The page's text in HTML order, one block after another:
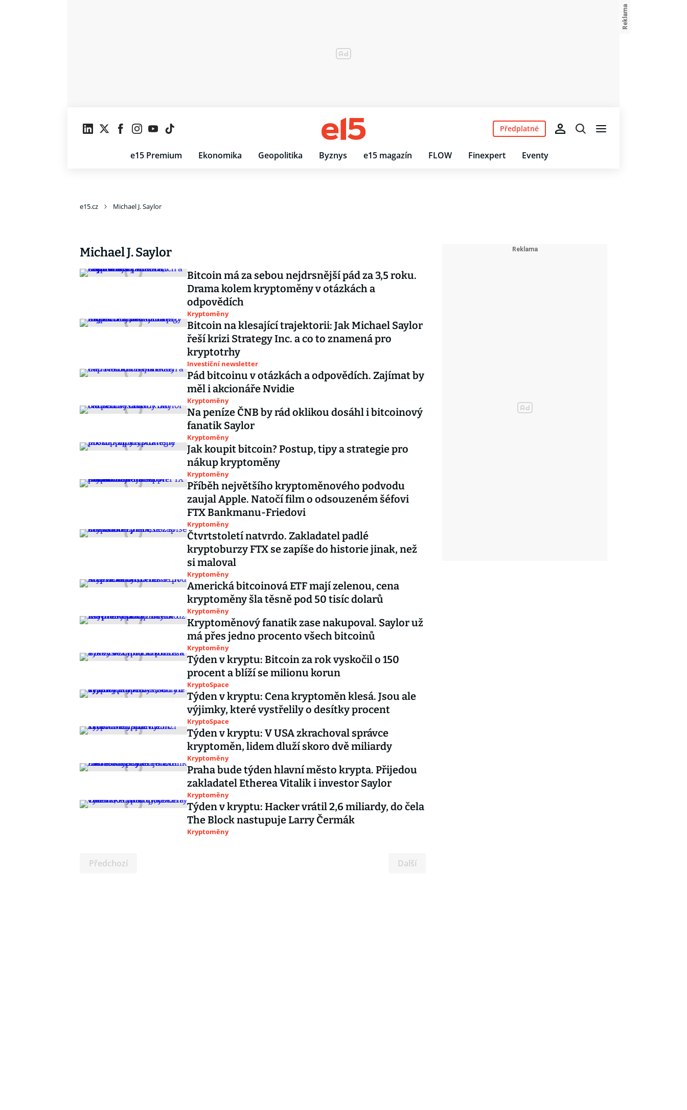
e15 Premium Ekonomika Geopolitika Byznys e15 magazín FLOW Finexpert Eventy
Předplatné
e15.cz Michael J. Saylor
Michael J. Saylor
Bitcoin má za sebou nejdrsnější pád za 3,5 roku.
Drama kolem kryptoměny v otázkách a
odpovědích
Kryptoměny
Bitcoin na klesající trajektorii: Jak Michael Saylor
řeší krizi Strategy Inc. a co to znamená pro
kryptotrhy
Investiční newsletter
Pád bitcoinu v otázkách a odpovědích. Zajímat by
měl i akcionáře Nvidie
Kryptoměny
Na peníze ČNB by rád oklikou dosáhl i bitcoinový
fanatik Saylor
Kryptoměny
Jak koupit bitcoin? Postup, tipy a strategie pro
nákup kryptoměny
Kryptoměny
Příběh největšího kryptoměnového podvodu
zaujal Apple. Natočí film o odsouzeném šéfovi
FTX Bankmanu-Friedovi
Kryptoměny
Čtvrtstoletí natvrdo. Zakladatel padlé
kryptoburzy FTX se zapíše do historie jinak, než
si maloval
Kryptoměny
Americká bitcoinová ETF mají zelenou, cena
kryptoměny šla těsně pod 50 tisíc dolarů
Kryptoměny
Kryptoměnový fanatik zase nakupoval. Saylor už
má přes jedno procento všech bitcoinů
Kryptoměny
Týden v kryptu: Bitcoin za rok vyskočil o 150
procent a blíží se milionu korun
KryptoSpace
Týden v kryptu: Cena kryptoměn klesá. Jsou ale
výjimky, které vystřelily o desítky procent
KryptoSpace
Týden v kryptu: V USA zkrachoval správce
kryptoměn, lidem dluží skoro dvě miliardy
Kryptoměny
Praha bude týden hlavní město krypta. Přijedou
zakladatel Etherea Vitalik i investor Saylor
Kryptoměny
Týden v kryptu: Hacker vrátil 2,6 miliardy, do čela
The Block nastupuje Larry Čermák
Kryptoměny
Předchozí Další